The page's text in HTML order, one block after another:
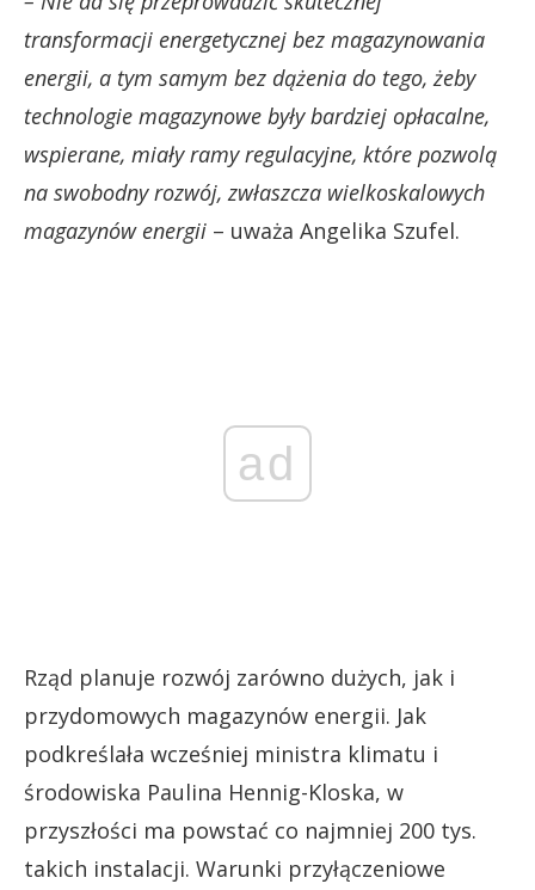
transformacji energetycznej bez magazynowania
energii, a tym samym bez dążenia do tego, żeby
technologie magazynowe były bardziej opłacalne,
wspierane, miały ramy regulacyjne, które pozwolą
na swobodny rozwój, zwłaszcza wielkoskalowych
magazynów energii – uważa Angelika Szufel.
ad
Rząd planuje rozwój zarówno dużych, jak i
przydomowych magazynów energii. Jak
podkreślała wcześniej ministra klimatu i
środowiska Paulina Hennig-Kloska, w
przyszłości ma powstać co najmniej 200 tys.
takich instalacji. Warunki przyłączeniowe